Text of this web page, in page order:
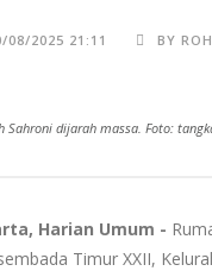
08/2025 21:11 BY
Sahroni dijarah massa. Foto:
Harian Umum -
Timur XXII,